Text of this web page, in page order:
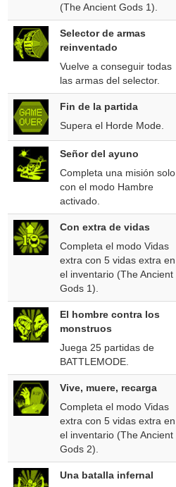
(The Ancient Gods 1).
Selector de armas
reinventado
Vuelve a conseguir todas
las armas del selector.
Fin de la partida
Supera el Horde Mode.
Señor del ayuno
Completa una misión solo
con el modo Hambre
activado.
Con extra de vidas
Completa el modo Vidas
extra con 5 vidas extra en
el inventario (The Ancient
Gods 1).
El hombre contra los
monstruos
Juega 25 partidas de
BATTLEMODE.
Vive, muere, recarga
Completa el modo Vidas
extra con 5 vidas extra en
el inventario (The Ancient
Gods 2).
Una batalla infernal